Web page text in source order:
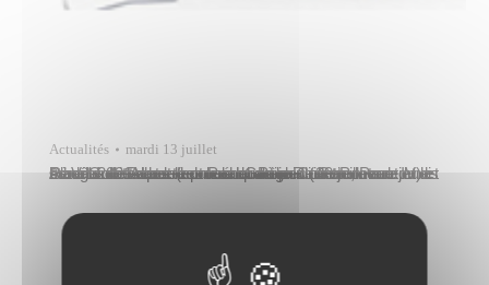
Actualités mardi 13 juillet
La Ville de Papeete procédera à des travaux nocturnes sur la voirie dans les rues du Père-Collette, Paul-Gauguin et Albert-Leboucher du jeudi 29 juillet au jeudi 5 août 2021. Les rues Paul-Gauguin (entre la rue du Père-Collette et le boulevard de la Reine-Pomare IV) et Albert-Leboucher (entre le quartier du Commerce et le marché de…